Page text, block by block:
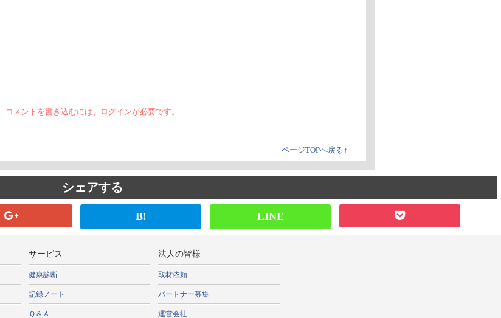
コメントを書き込むには、ログインが必要です。
ページTOPへ戻る↑
シェアする
B! LINE
サービス
健康診断
記録ノート
Ｑ＆Ａ
法人の皆様
取材依頼
パートナー募集
運営会社